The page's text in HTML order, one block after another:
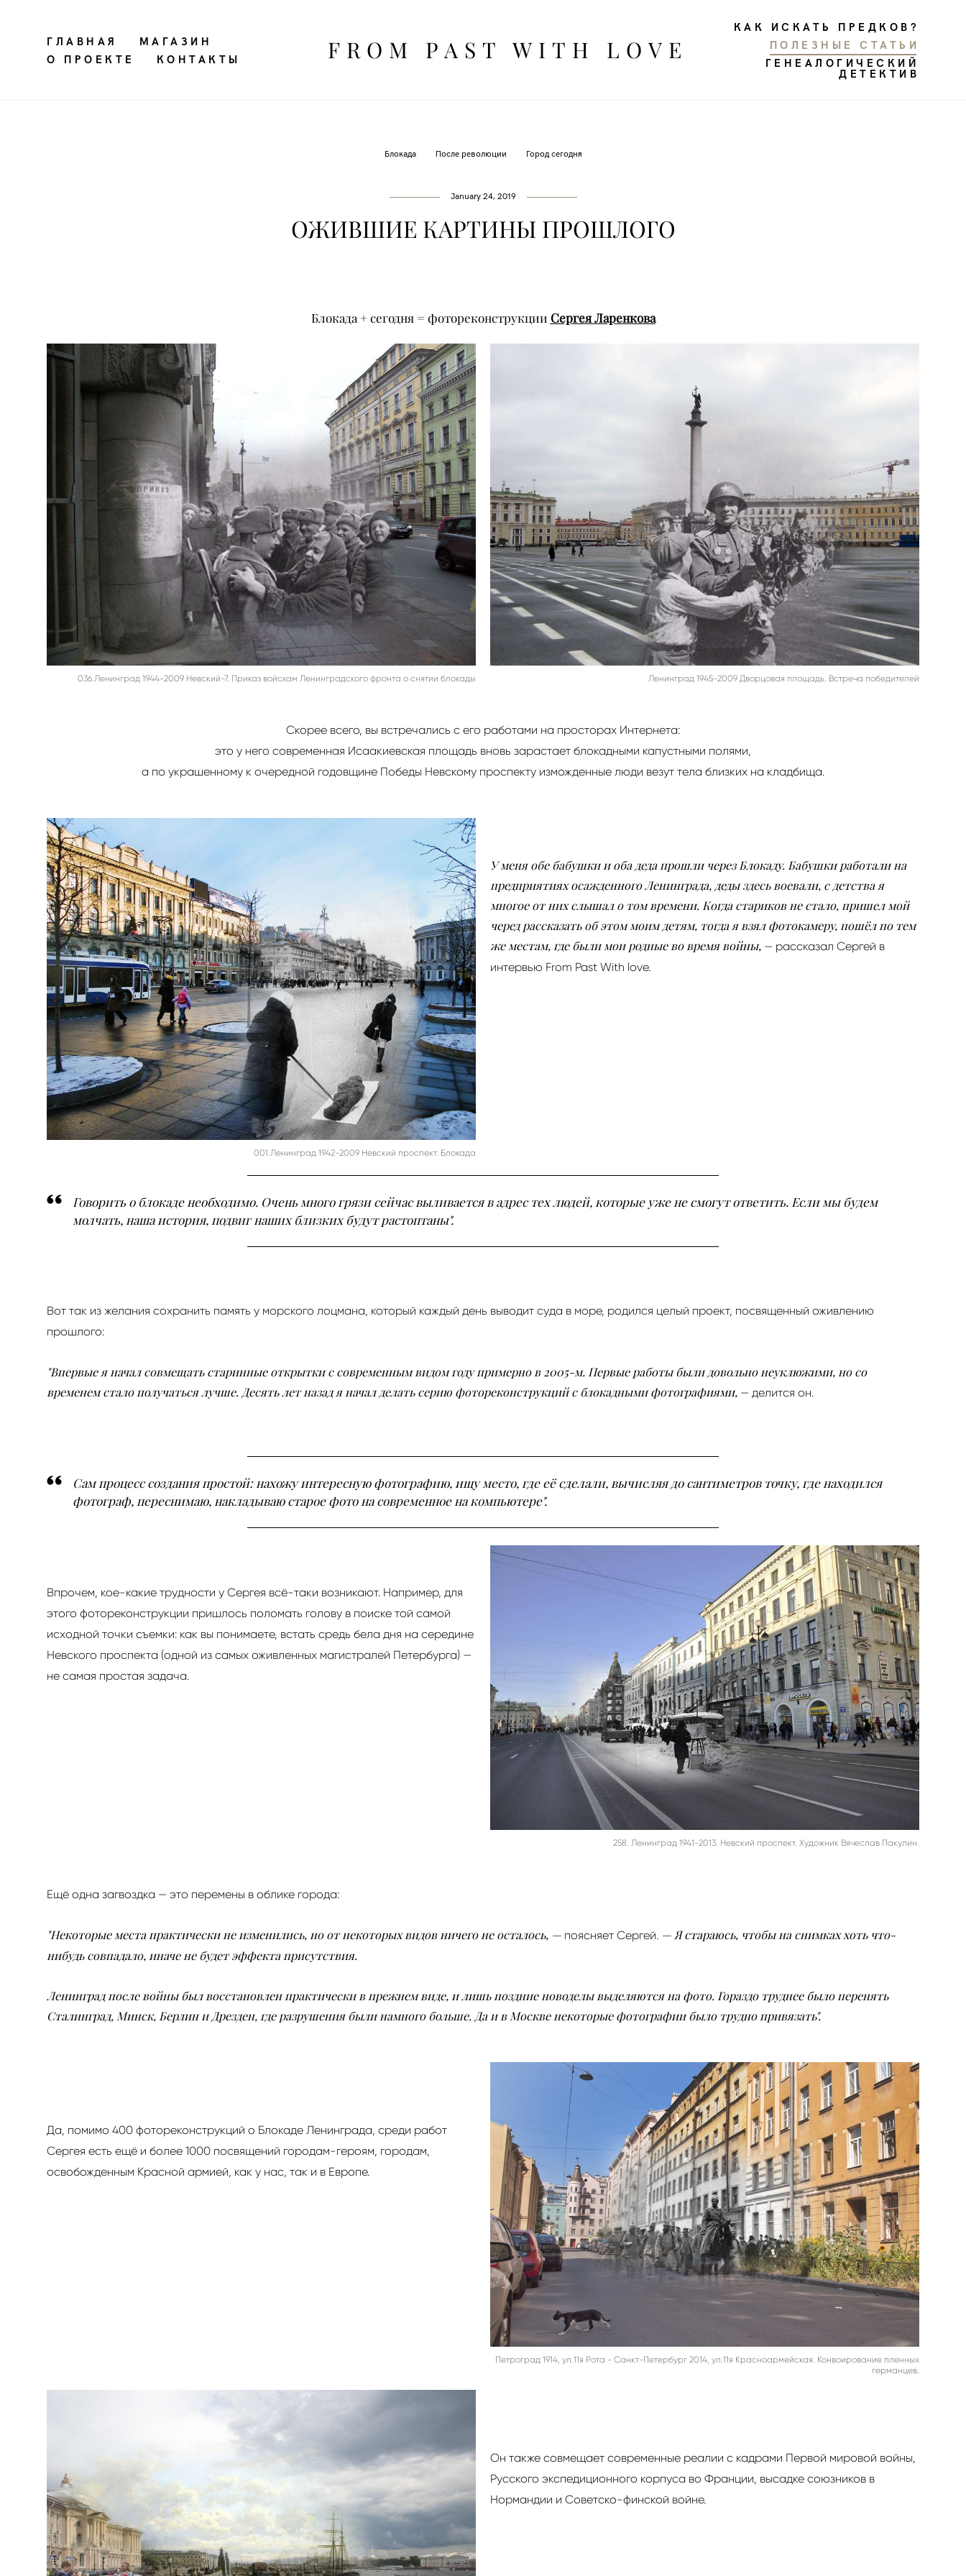
ГЛАВНАЯ
МАГАЗИН
О ПРОЕКТЕ
КОНТАКТЫ FROM PAST WITH LOVE
КАК ИСКАТЬ ПРЕДКОВ?
ПОЛЕЗНЫЕ СТАТЬИ
ГЕНЕАЛОГИЧЕСКИЙ
ДЕТЕКТИВ
ГЛАВНАЯ
МАГАЗИН
О ПРОЕКТЕ
КОНТАКТЫ FROM PAST WITH LOVE
КАК ИСКАТЬ ПРЕДКОВ?
ПОЛЕЗНЫЕ СТАТЬИ
ГЕНЕАЛОГИЧЕСКИЙ
ДЕТЕКТИВ
Блокада После революции Город сегодня
January 24, 2019
ОЖИВШИЕ КАРТИНЫ ПРОШЛОГО
Блокада + сегодня = фотореконструкции Сергея Ларенкова
036.Ленинград 1944-2009 Невский-7. Приказ войскам Ленинградского фронта о снятии блокады Ленинград 1945-2009 Дворцовая площадь. Встреча победителей
Скорее всего, вы встречались с его работами на просторах Интернета:
это у него современная Исаакиевская площадь вновь зарастает блокадными капустными полями,
а по украшенному к очередной годовщине Победы Невскому проспекту изможденные люди везут тела близких на кладбища.
001.Ленинград 1942-2009 Невский проспект. Блокада
У меня обе бабушки и оба деда прошли через Блокаду. Бабушки работали на
предприятиях осажденного Ленинграда, деды здесь воевали, с детства я
многое от них слышал о том времени. Когда стариков не стало, пришел мой
черед рассказать об этом моим детям, тогда я взял фотокамеру, пошёл по тем
же местам, где были мои родные во время войны, — рассказал Сергей в
интервью From Past With love.
Говорить о блокаде необходимо. Очень много грязи сейчас выливается в адрес тех людей, которые уже не смогут ответить. Если мы будем
молчать, наша история, подвиг наших близких будут растоптаны".
Вот так из желания сохранить память у морского лоцмана, который каждый день выводит суда в море, родился целый проект, посвященный оживлению
прошлого:
"Впервые я начал совмещать старинные открытки с современным видом году примерно в 2005-м. Первые работы были довольно неуклюжими, но со
временем стало получаться лучше. Десять лет назад я начал делать серию фотореконструкций с блокадными фотографиями, — делится он.
Сам процесс создания простой: нахожу интересную фотографию, ищу место, где её сделали, вычисляя до сантиметров точку, где находился
фотограф, переснимаю, накладываю старое фото на современное на компьютере".
Впрочем, кое-какие трудности у Сергея всё-таки возникают. Например, для
этого фотореконструкции пришлось поломать голову в поиске той самой
исходной точки съемки: как вы понимаете, встать средь бела дня на середине
Невского проспекта (одной из самых оживленных магистралей Петербурга) —
не самая простая задача.
258. Ленинград 1941-2013. Невский проспект. Художник Вячеслав Пакулин.
Ещё одна загвоздка — это перемены в облике города:
"Некоторые места практически не изменились, но от некоторых видов ничего не осталось, — поясняет Сергей. — Я стараюсь, чтобы на снимках хоть что-
нибудь совпадало, иначе не будет эффекта присутствия.
Ленинград после войны был восстановлен практически в прежнем виде, и лишь поздние новоделы выделяются на фото. Гораздо труднее было перенять
Сталинград, Минск, Берлин и Дрезден, где разрушения были намного больше. Да и в Москве некоторые фотографии было трудно привязать".
Да, помимо 400 фотореконструкций о Блокаде Ленинграда, среди работ
Сергея есть ещё и более 1000 посвящений городам-героям, городам,
освобожденным Красной армией, как у нас, так и в Европе.
Петроград 1914, ул.11я Рота - Санкт-Петербург 2014, ул.11я Красноармейская. Конвоирование пленных
германцев.
Он также совмещает современные реалии с кадрами Первой мировой войны,
Русского экспедиционного корпуса во Франции, высадке союзников в
Нормандии и Советско-финской войне.